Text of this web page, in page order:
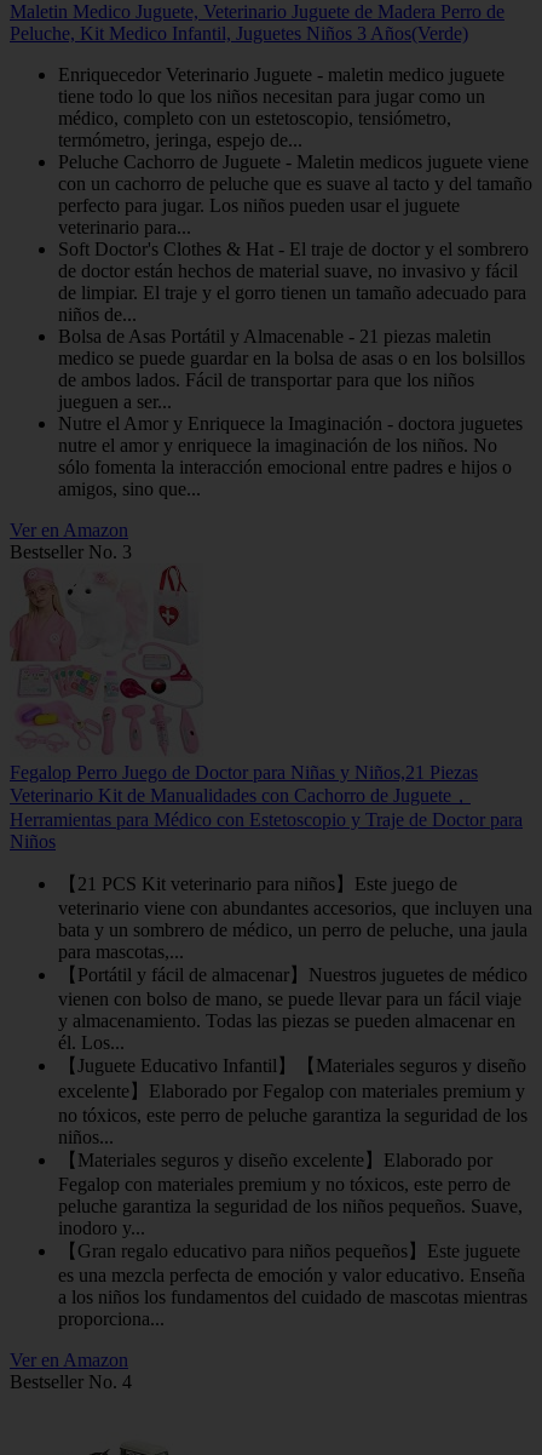
Maletin Medico Juguete, Veterinario Juguete de Madera Perro de
Peluche, Kit Medico Infantil, Juguetes Niños 3 Años(Verde)
Enriquecedor Veterinario Juguete - maletin medico juguete
tiene todo lo que los niños necesitan para jugar como un
médico, completo con un estetoscopio, tensiómetro,
termómetro, jeringa, espejo de...
Peluche Cachorro de Juguete - Maletin medicos juguete viene
con un cachorro de peluche que es suave al tacto y del tamaño
perfecto para jugar. Los niños pueden usar el juguete
veterinario para...
Soft Doctor's Clothes & Hat - El traje de doctor y el sombrero
de doctor están hechos de material suave, no invasivo y fácil
de limpiar. El traje y el gorro tienen un tamaño adecuado para
niños de...
Bolsa de Asas Portátil y Almacenable - 21 piezas maletin
medico se puede guardar en la bolsa de asas o en los bolsillos
de ambos lados. Fácil de transportar para que los niños
jueguen a ser...
Nutre el Amor y Enriquece la Imaginación - doctora juguetes
nutre el amor y enriquece la imaginación de los niños. No
sólo fomenta la interacción emocional entre padres e hijos o
amigos, sino que...
Ver en Amazon
Bestseller No. 3
Fegalop Perro Juego de Doctor para Niñas y Niños,21 Piezas
Veterinario Kit de Manualidades con Cachorro de Juguete，
Herramientas para Médico con Estetoscopio y Traje de Doctor para
Niños
【21 PCS Kit veterinario para niños】Este juego de
veterinario viene con abundantes accesorios, que incluyen una
bata y un sombrero de médico, un perro de peluche, una jaula
para mascotas,...
【Portátil y fácil de almacenar】Nuestros juguetes de médico
vienen con bolso de mano, se puede llevar para un fácil viaje
y almacenamiento. Todas las piezas se pueden almacenar en
él. Los...
【Juguete Educativo Infantil】【Materiales seguros y diseño
excelente】Elaborado por Fegalop con materiales premium y
no tóxicos, este perro de peluche garantiza la seguridad de los
niños...
【Materiales seguros y diseño excelente】Elaborado por
Fegalop con materiales premium y no tóxicos, este perro de
peluche garantiza la seguridad de los niños pequeños. Suave,
inodoro y...
【Gran regalo educativo para niños pequeños】Este juguete
es una mezcla perfecta de emoción y valor educativo. Enseña
a los niños los fundamentos del cuidado de mascotas mientras
proporciona...
Ver en Amazon
Bestseller No. 4